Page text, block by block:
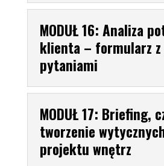
MODUŁ 16: Analiza
klienta – formularz z
pytaniami
MODUŁ 17: Briefing,
tworzenie
projektu wnętrz